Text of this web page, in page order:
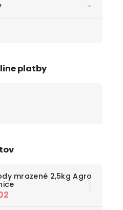
platby
mrazené 2,5kg Agro